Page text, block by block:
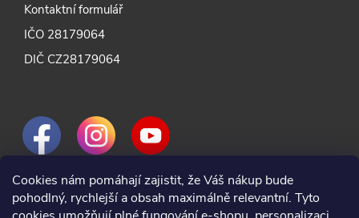
Cookies nám pomáhají zajistit, že Váš nákup bude
pohodlný, rychlejší a obsah maximálně relevantní. Tyto
Kontaktní formulář
IČO 28179064
DIČ CZ28179064